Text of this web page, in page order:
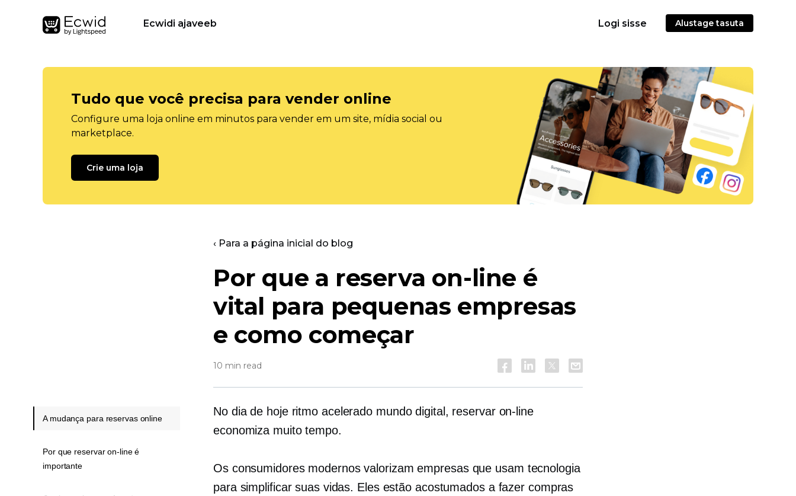
Ecwidi ajaveeb Logi sisse Alustage tasuta
Tudo que você precisa para vender online
Configure uma loja online em minutos para vender em um site, mídia social ou
marketplace.
Crie uma loja
‹ Para a página inicial do blog
Por que a reserva on-line é
vital para pequenas empresas
e como começar
10 min read
No dia de hoje ritmo acelerado mundo digital, reservar on-line
economiza muito tempo.
Os consumidores modernos valorizam empresas que usam tecnologia
para simplificar suas vidas. Eles estão acostumados a fazer compras
A mudança para reservas online
Por que reservar on-line é
importante